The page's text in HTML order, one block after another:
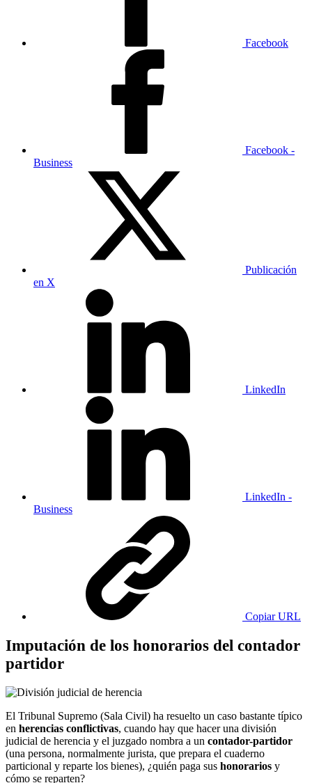
Facebook
Facebook -
Business
Publicación
en X
LinkedIn
LinkedIn -
Business
Copiar URL
Imputación de los honorarios del contador
partidor
El Tribunal Supremo (Sala Civil) ha resuelto un caso bastante típico
en herencias conflictivas, cuando hay que hacer una división
judicial de herencia y el juzgado nombra a un contador-partidor
(una persona, normalmente jurista, que prepara el cuaderno
particional y reparte los bienes), ¿quién paga sus honorarios y
cómo se reparten?